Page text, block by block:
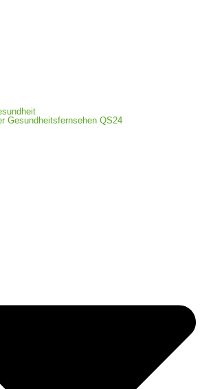
Gesundheitsfernsehen QS24